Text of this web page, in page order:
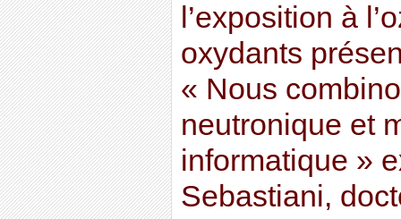
l’exposition à
oxydants
« Nous
neutronique et
informatique »
Sebastiani,